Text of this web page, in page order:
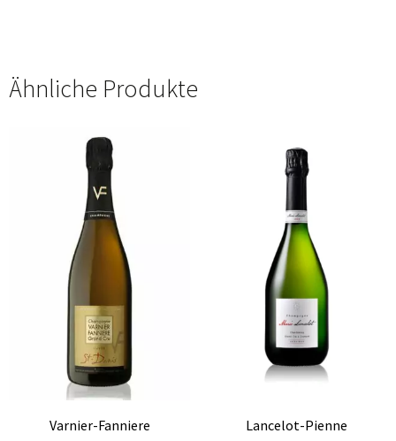
Ähnliche Produkte
Varnier-Fanniere
Lancelot-Pienne